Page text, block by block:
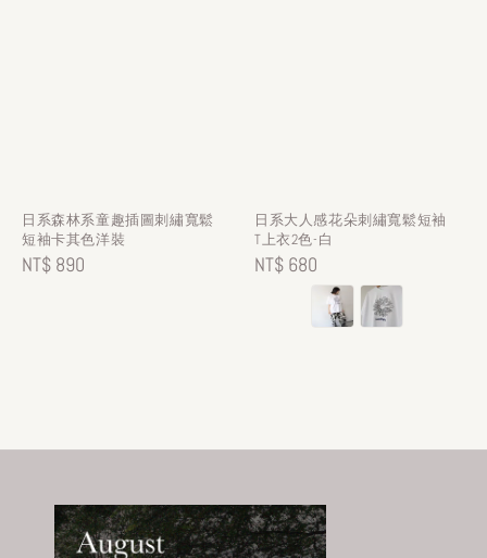
日系森林系童趣插圖刺繡寬鬆
短袖卡其色洋裝
Regular
NT$ 890
日系大人感花朵刺繡寬鬆短袖
T上衣2色-白
Regular
NT$ 680